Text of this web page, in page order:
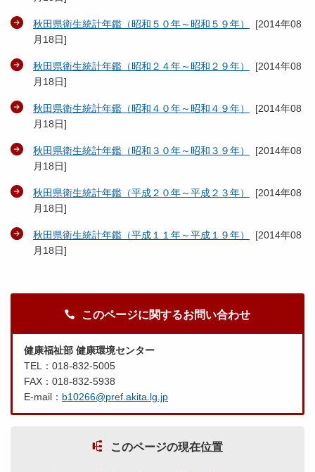
秋田県衛生統計年鑑（昭和５０年～昭和５９年） [2014年08
月18日]
秋田県衛生統計年鑑（昭和２４年～昭和２９年） [2014年08
月18日]
秋田県衛生統計年鑑（昭和４０年～昭和４９年） [2014年08
月18日]
秋田県衛生統計年鑑（昭和３０年～昭和３９年） [2014年08
月18日]
秋田県衛生統計年鑑（平成２０年～平成２３年） [2014年08
月18日]
秋田県衛生統計年鑑（平成１１年～平成１９年） [2014年08
月18日]
このページに関するお問い合わせ
健康福祉部 健康環境センター
TEL：018-832-5005
FAX：018-832-5938
E-mail： b10266@pref.akita.lg.jp
このページの現在位置